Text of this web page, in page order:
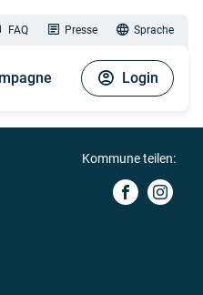
FAQ Presse Sprache
Login
Kommune teilen: